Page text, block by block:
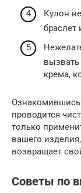
Кулон
браслет
крема,
Ознакомившись
проводится
только
вашего
возвращает
Советы по